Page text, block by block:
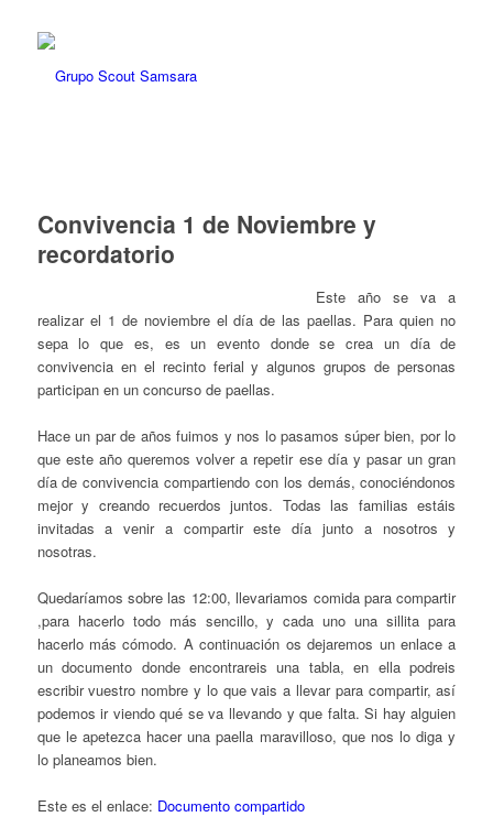
Convivencia 1 de Noviembre y
recordatorio
Este año se va a
realizar el 1 de noviembre el día de las paellas. Para quien no
sepa lo que es, es un evento donde se crea un día de
convivencia en el recinto ferial y algunos grupos de personas
participan en un concurso de paellas.
Hace un par de años fuimos y nos lo pasamos súper bien, por lo
que este año queremos volver a repetir ese día y pasar un gran
día de convivencia compartiendo con los demás, conociéndonos
mejor y creando recuerdos juntos. Todas las familias estáis
invitadas a venir a compartir este día junto a nosotros y
nosotras.
Quedaríamos sobre las 12:00, llevariamos comida para compartir
,para hacerlo todo más sencillo, y cada uno una sillita para
hacerlo más cómodo. A continuación os dejaremos un enlace a
un documento donde encontrareis una tabla, en ella podreis
escribir vuestro nombre y lo que vais a llevar para compartir, así
podemos ir viendo qué se va llevando y que falta. Si hay alguien
que le apetezca hacer una paella maravilloso, que nos lo diga y
lo planeamos bien.
Este es el enlace: Documento compartido